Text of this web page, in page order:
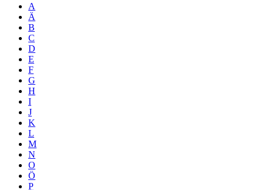
A
Ä
B
C
D
E
F
G
H
I
J
K
L
M
N
O
Ö
P